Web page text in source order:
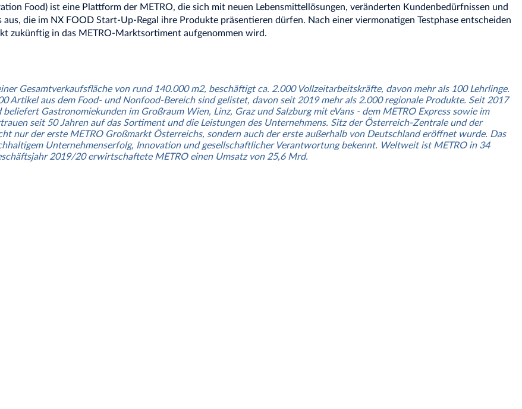
Food) ist eine Plattform der METRO, die sich mit neuen Lebensmittellösungen, veränderten Kundenbedürfnissen und
die im NX FOOD Start-Up-Regal ihre Produkte präsentieren dürfen. Nach einer viermonatigen Testphase entscheiden
zukünftig in das METRO-Marktsortiment aufgenommen wird.
Gesamtverkaufsfläche von rund 140.000 m2, beschäftigt ca. 2.000 Vollzeitarbeitskräfte, davon mehr als 100 Lehrlinge.
Artikel aus dem Food- und Nonfood-Bereich sind gelistet, davon seit 2019 mehr als 2.000 regionale Produkte. Seit 2017
Gastronomiekunden im Großraum Wien, Linz, Graz und Salzburg mit eVans - dem METRO Express sowie im
seit 50 Jahren auf das Sortiment und die Leistungen des Unternehmens. Sitz der Österreich-Zentrale und der
nur der erste METRO Großmarkt Österreichs, sondern auch der erste außerhalb von Deutschland eröffnet wurde. Das
Unternehmenserfolg, Innovation und gesellschaftlicher Verantwortung bekennt. Weltweit ist METRO in 34
2019/20 erwirtschaftete METRO einen Umsatz von 25,6 Mrd.